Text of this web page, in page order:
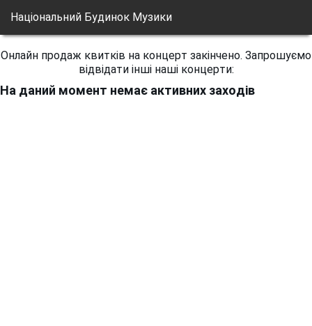
Національний Будинок Музики
Онлайн продаж квитків на концерт закінчено. Запрошуємо
відвідати інші наші концерти:
На даний момент немає активних заходів